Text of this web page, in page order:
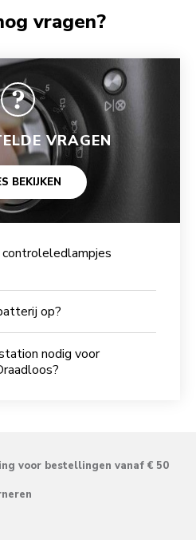
vragen?
VRAGEN
BEKIJKEN
op?
nodig voor
voor bestellingen vanaf € 50